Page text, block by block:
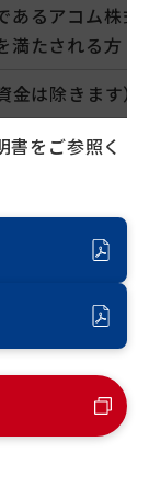
るアコム株式
満たされる方
金は除きます）
書をご参照く